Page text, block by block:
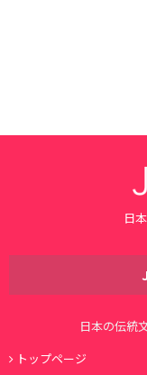
日
日本の伝統
トップページ